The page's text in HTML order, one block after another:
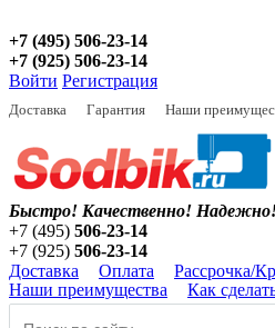
+7 (495) 506-23-14
+7 (925) 506-23-14
Войти Регистрация
Доставка Гарантия Наши
Быстро! Качественно!
+7 (495) 506-23-14
+7 (925) 506-23-14
Доставка
Оплата Рассрочка/
Наши преимущества
Как